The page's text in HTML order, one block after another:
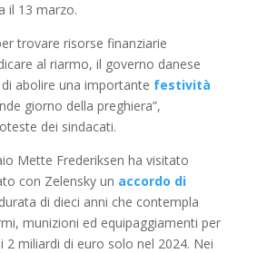
il 13 marzo.
trovare risorse finanziarie
al riarmo, il governo danese
abolire una importante festività
giorno della preghiera”,
dei sindacati.
Mette Frederiksen ha visitato
con Zelensky un accordo di
di dieci anni che contempla
munizioni ed equipaggiamenti per
2 miliardi di euro solo nel 2024. Nei